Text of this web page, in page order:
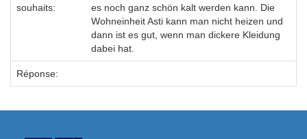
souhaits:
es noch ganz schön kalt werden kann. Die
Wohneinheit Asti kann man nicht heizen und
dann ist es gut, wenn man dickere Kleidung
dabei hat.
Réponse: